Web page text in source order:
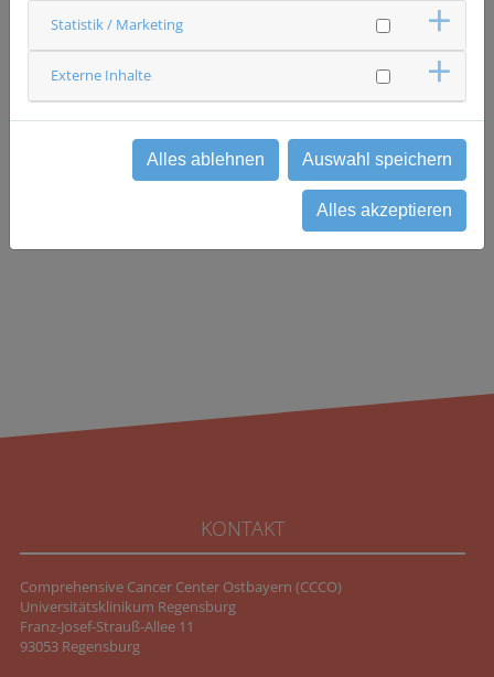
Ansprechpartner & Kontakt
Caritas-Krankenhaus St. Josef Regensburg
Frauenheilkunde und Geburtshilfe Krankenhaus St Josef
KONTAKT
Comprehensive Cancer Center Ostbayern (CCCO)
Universitätsklinikum Regensburg
Franz-Josef-Strauß-Allee 11
93053 Regensburg
Statistik / Marketing
Externe Inhalte
Alles ablehnen Auswahl speichern
Alles akzeptieren